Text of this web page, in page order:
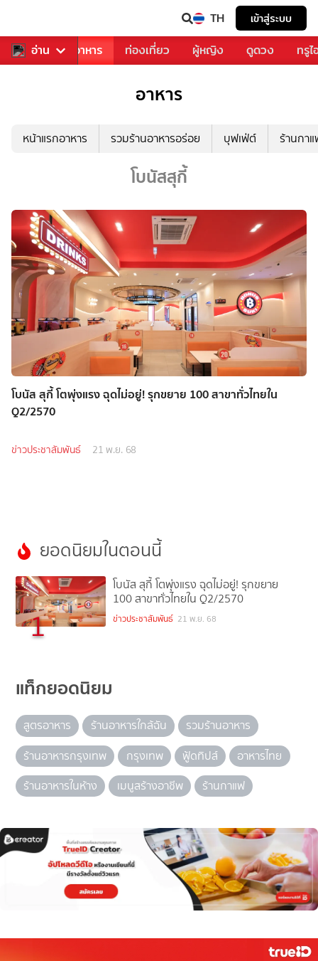
TH เข้าสู่ระบบ
อ่าน
การเพลง อาหาร ท่องเที่ยว ผู้หญิง ดูดวง ทรู
อาหาร
หน้าแรกอาหาร รวมร้านอาหารอร่อย บุฟเฟ่ต์ ร้านกา
โบนัสสุกี้
โบนัส สุกี้ โตพุ่งแรง ฉุดไม่อยู่! รุกขยาย 100 สาขาทั่วไทยใน
Q2/2570
ข่าวประชาสัมพันธ์ 21 พ.ย. 68
ยอดนิยมในตอนนี้
1
โบนัส สุกี้ โตพุ่งแรง ฉุดไม่อยู่! รุกขยาย
100 สาขาทั่วไทยใน Q2/2570
ข่าวประชาสัมพันธ์ 21 พ.ย. 68
แท็กยอดนิยม
สูตรอาหาร ร้านอาหารใกล้ฉัน
รวมร้านอาหาร
ร้านอาหารกรุงเทพ
กรุงเทพ ฟู้ดทิปส์
อาหารไทย
ร้านอาหารในห้าง
เมนูสร้างอาชีพ ร้านกาแฟ